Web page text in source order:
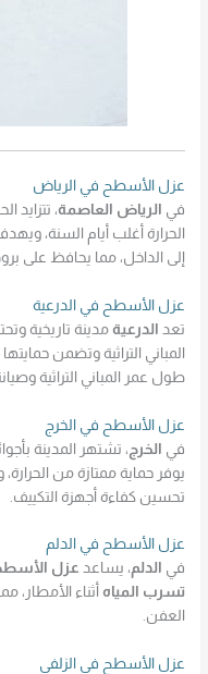
عزل الأسطح في الرياض
في
الرياض العاصمة، تتزايد
الحرارة أغلب أيام السنة،
إلى الداخل، مما يحافظ على
عزل الأسطح في الدرعية
تعد الدرعيةمدينة تاريخية
المباني التراثية وتضمن
طول عمر المباني التراثية
عزل الأسطح في الخرج
في الخرج ، تشتهر المدينة
يوفر حماية ممتازة من
تحسين كفاءة أجهزة التكييف.
عزل الأسطح في الدلم
في الدلم، يساعد عزل
تسرب المياه أثناء
العفن.
عزل الأسطح في الزلفي